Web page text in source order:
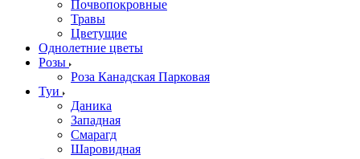
Почвопокровные
Травы
Цветущие
Однолетние цветы
Розы
Роза Канадская Парковая
Туи
Даника
Западная
Смарагд
Шаровидная